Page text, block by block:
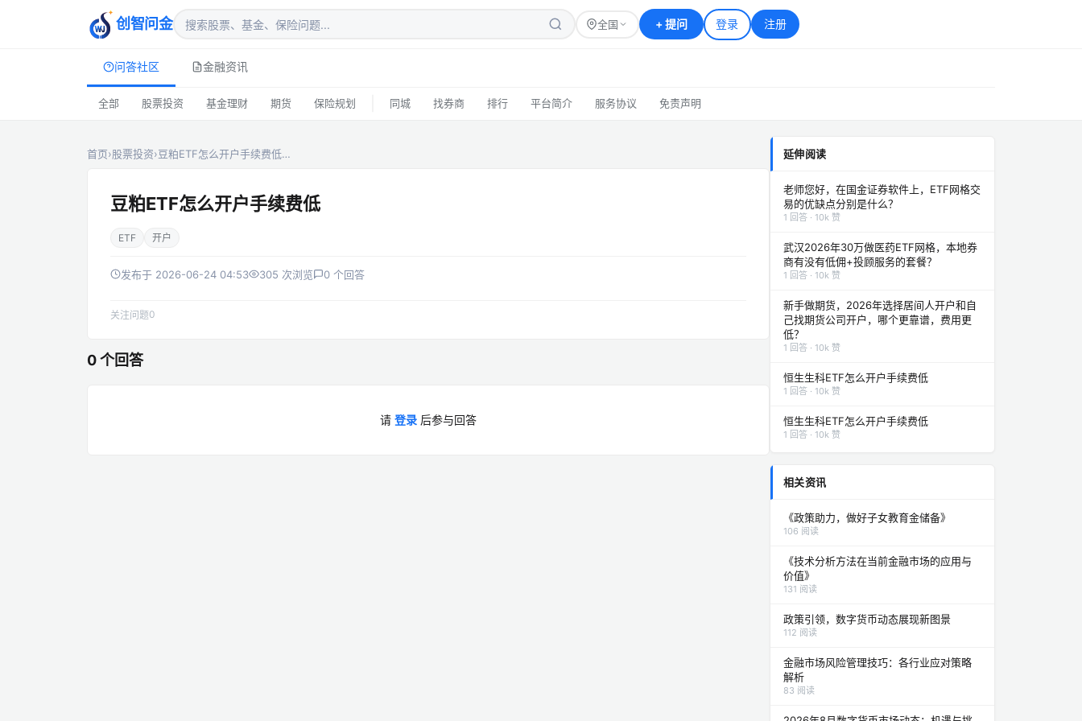
创智问金 全国 +提问 登录 注册
问答社区 金融资讯
全部 股票投资 基金理财 期货 保险规划 同城 找券商 排行 平台简介 服务协议 免责声明
首页›股票投资›豆粕ETF怎么开户手续费低…
豆粕ETF怎么开户手续费低
ETF 开户
发布于 2026-06-24 04:53 305 次浏览 0 个回答
关注问题0
0 个回答
请 登录 后参与回答
延伸阅读
老师您好，在国金证券软件上，ETF网格交
易的优缺点分别是什么？
1 回答 · 10k 赞
武汉2026年30万做医药ETF网格，本地券
商有没有低佣+投顾服务的套餐？
1 回答 · 10k 赞
新手做期货，2026年选择居间人开户和自
己找期货公司开户，哪个更靠谱，费用更
低？
1 回答 · 10k 赞
恒生生科ETF怎么开户手续费低
1 回答 · 10k 赞
恒生生科ETF怎么开户手续费低
1 回答 · 10k 赞
相关资讯
《政策助力，做好子女教育金储备》
106 阅读
《技术分析方法在当前金融市场的应用与
价值》
131 阅读
政策引领，数字货币动态展现新图景
112 阅读
金融市场风险管理技巧：各行业应对策略
解析
83 阅读